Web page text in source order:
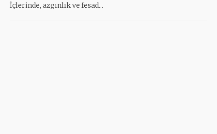
İçlerinde, azgınlık ve fesad...